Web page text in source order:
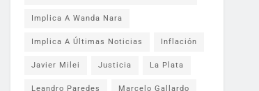
Implica A Wanda Nara
Implica A Últimas Noticias Inflación
Javier Milei Justicia La Plata
Leandro Paredes Marcelo Gallardo